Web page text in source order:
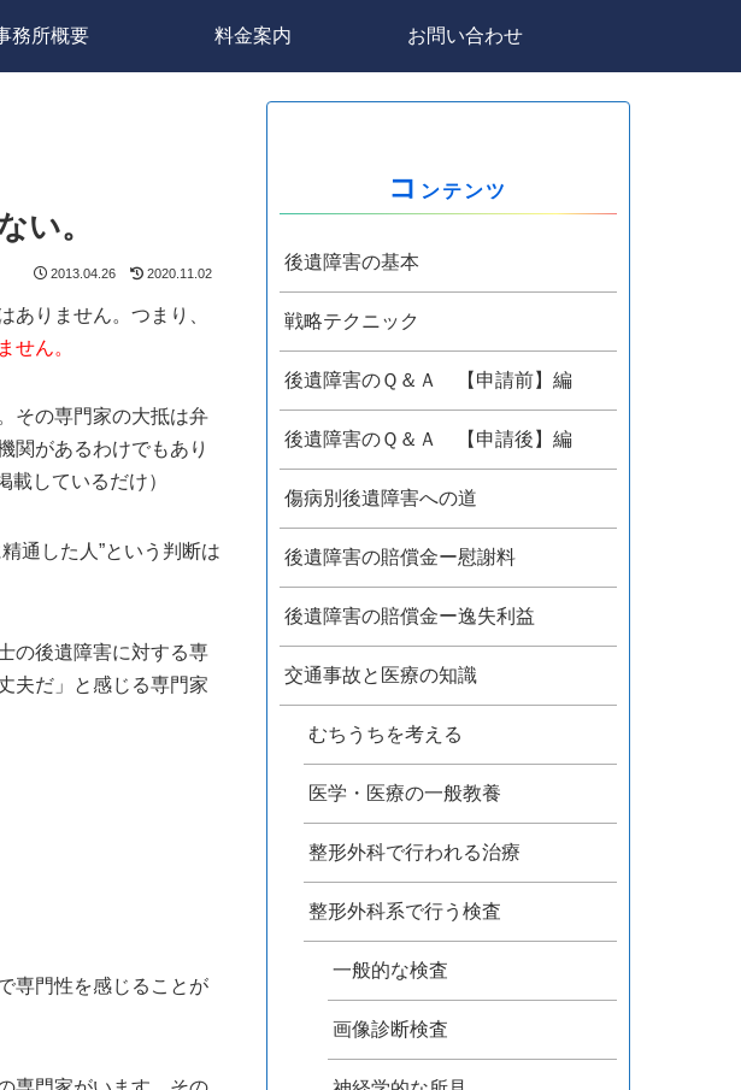
務所概要 料金案内 お問い合わせ
い。
2013.04.26 2020.11.02
りません。つまり、
せん。
その専門家の大抵は弁
関があるわけでもあり
しているだけ）
通した人”という判断は
の後遺障害に対する専
夫だ」と感じる専門家
専門性を感じることが
コ ンテンツ
後遺障害の基本
戦略テクニック
後遺障害のＱ＆Ａ 【申請前】編
後遺障害のＱ＆Ａ 【申請後】編
傷病別後遺障害への道
後遺障害の賠償金ー慰謝料
後遺障害の賠償金ー逸失利益
交通事故と医療の知識
むちうちを考える
医学・医療の一般教養
整形外科で行われる治療
整形外科系で行う検査
一般的な検査
画像診断検査